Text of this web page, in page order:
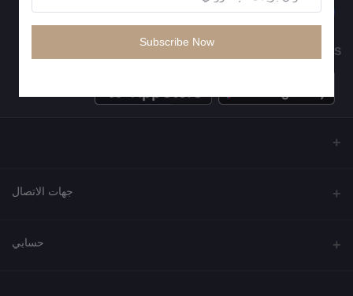
MOBILE APPS
جهات الاتصال
العنوان
حسابي
Subscribe Now